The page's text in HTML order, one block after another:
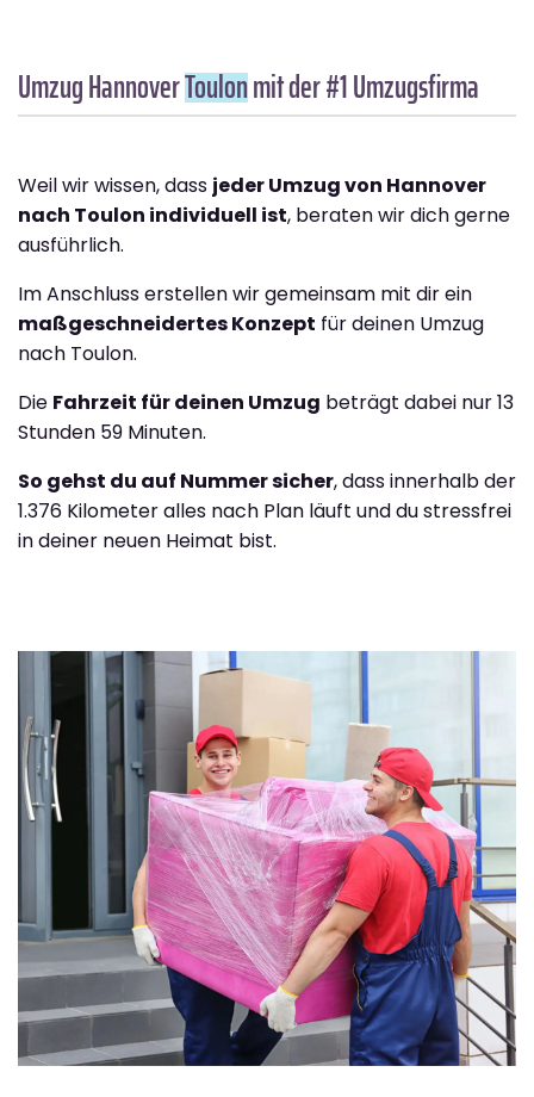
Umzug HannoverToulonmit der #1 Umzugsfirma
Weil wir wissen, dass jeder Umzug von Hannover
nach Toulon individuell ist, beraten wir dich gerne
ausführlich.
Im Anschluss erstellen wir gemeinsam mit dir ein
maßgeschneidertes Konzept für deinen Umzug
nach Toulon.
Die Fahrzeit für deinen Umzug beträgt dabei nur 13
Stunden 59 Minuten.
So gehst du auf Nummer sicher, dass innerhalb der
1.376 Kilometer alles nach Plan läuft und du stressfrei
in deiner neuen Heimat bist.